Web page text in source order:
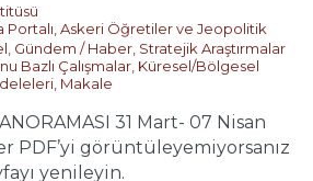
Portalı Askeri Öğretiler ve Jeopolitik
Gündem / Haber Stratejik Araştırmalar
Bazlı Çalışmalar Küresel/Bölgesel
Makale
31 Mart- 07 Nisan
PDF’yi görüntüleyemiyorsanız
yenileyin.